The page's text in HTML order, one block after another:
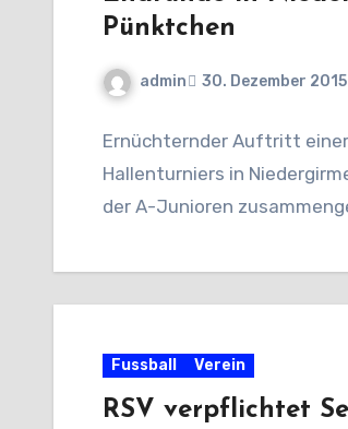
Pünktchen
admin 30. Dezember 2015
Ernüchternder Auftritt
Hallenturniers in
der A-Junioren
Fussball Verein
RSV verpflichtet